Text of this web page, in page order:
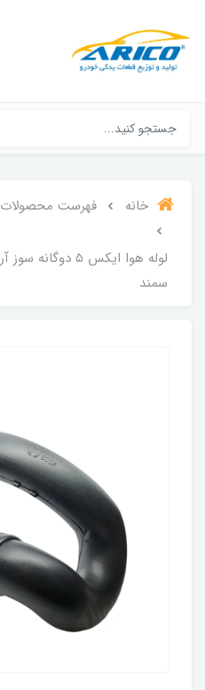
خانه فهرست محصولات
سمند